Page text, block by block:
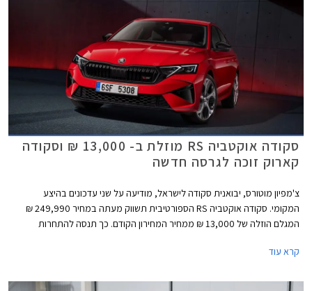
סקודה אוקטביה RS מוזלת ב- 13,000 ₪ וסקודה
קארוק זוכה לגרסה חדשה
צ'מפיון מוטורס, יבואנית סקודה לישראל, מודיעה על שני עדכונים בהיצע
המקומי. סקודה אוקטביה RS הספורטיבית תשווק מעתה במחיר 249,990 ₪
המגלם הוזלה של 13,000 ₪ ממחיר המחירון הקודם. כך תנסה להתחרות
קרא עוד